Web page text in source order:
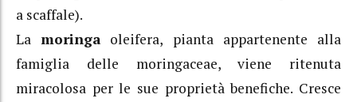
a scaffale).
Lamoringa oleifera, pianta appartenente alla
famiglia delle moringaceae, viene ritenuta
miracolosa per le sue proprietà benefiche. Cresce